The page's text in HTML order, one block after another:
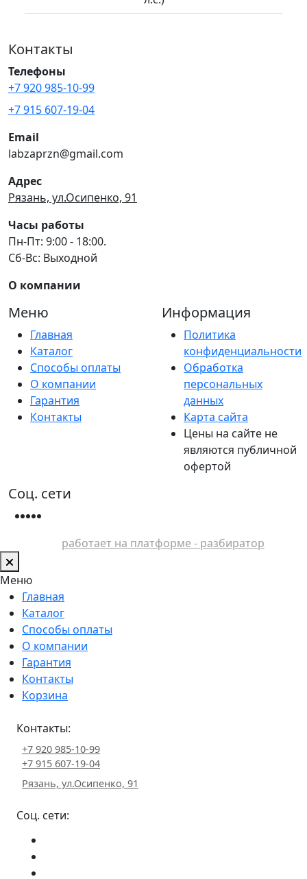
Контакты
Телефоны
+7 920 985-10-99
+7 915 607-19-04
Email
labzaprzn@gmail.com
Адрес
Рязань, ул.Осипенко, 91
Часы работы
Пн-Пт: 9:00 - 18:00.
Сб-Вс: Выходной
О компании
Меню
Главная
Каталог
Способы оплаты
О компании
Гарантия
Контакты
Информация
Политика
конфиденциальности
Обработка
персональных
данных
Карта сайта
Цены на сайте не
являются публичной
офертой
Соц. сети
работает на платформе - разбиратор
Меню
Главная
Каталог
Способы оплаты
О компании
Гарантия
Контакты
Корзина
Контакты:
+7 920 985-10-99
+7 915 607-19-04
Рязань, ул.Осипенко, 91
Соц. сети: